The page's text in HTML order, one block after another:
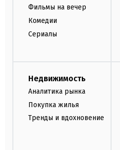
Фильмы на вечер
Комедии
Сериалы
Недвижимость
Аналитика рынка
Покупка жилья
Тренды и вдохновение